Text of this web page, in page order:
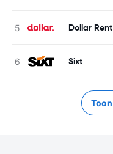
Dollar
Sixt